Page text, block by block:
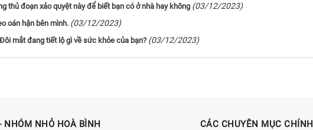
thủ đoạn xảo quyệt này để biết bạn có ở nhà hay không (03/12/2023)
oán hận bên mình. (03/12/2023)
mắt đang tiết lộ gì về sức khỏe của bạn? (03/12/2023)
NHÓM NHỎ HOÀ BÌNH CÁC CHUYÊN MỤC CHÍNH